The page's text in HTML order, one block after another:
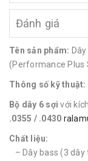
Đánh giá
Tên sản phẩm:
(Performance Plus
Thông số kỹ thuật:
Bộ dây 6 sợi với
.0355 / .0430
Chất liệu:
– Dây bass (3